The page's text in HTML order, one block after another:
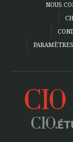
NOUS